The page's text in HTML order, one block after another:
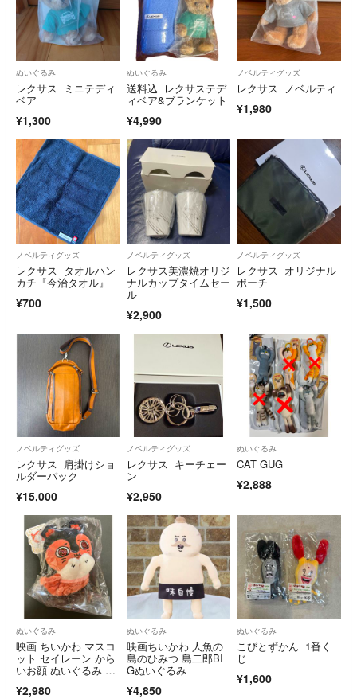
ぬいぐるみ
レクサス ミニテディ
ベア
¥1,300
ぬいぐるみ
送料込 レクサステデ
ィベア&ブランケット
¥4,990
ノベルティグッズ
レクサス ノベルティ
¥1,980
ノベルティグッズ
レクサス タオルハン
カチ『今治タオル』
¥700
ノベルティグッズ
レクサス美濃焼オリジ
ナルカップタイムセー
ル
¥2,900
ノベルティグッズ
レクサス オリジナル
ポーチ
¥1,500
ノベルティグッズ
レクサス 肩掛けショ
ルダーバック
¥15,000
ノベルティグッズ
レクサス キーチェー
ン
¥2,950
ぬいぐるみ
CAT GUG
¥2,888
ぬいぐるみ
映画 ちいかわ マスコ
ット セイレーン から
いお顔 ぬいぐるみ 正
¥2,980
ぬいぐるみ
映画ちいかわ 人魚の
島のひみつ 島二郎BI
Gぬいぐるみ
¥4,850
ぬいぐるみ
こびとずかん 1番く
じ
¥1,600